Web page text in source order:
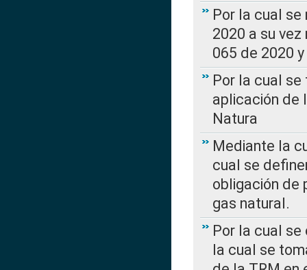
Por la cual se
2020 a su
065 de 2020
Por la cual
aplicación de
Natura
Mediante la
cual se
obligación de
gas natural.
Por la cual se
la cual se